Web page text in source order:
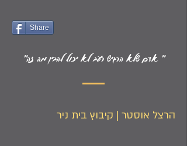
Share
" אדם שלא הרגיש רעב לא יכול להבין מה זה"
הרצל אוסטר | קיבוץ בית ניר